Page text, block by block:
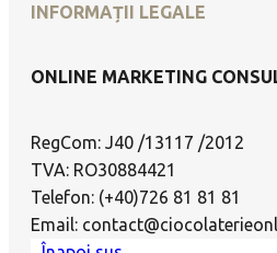
INFORMAȚII LEGALE
ONLINE MARKETING
RegCom: J40 /13117 /2012
TVA: RO30884421
Telefon: (+40)726 81 81 81
Email: